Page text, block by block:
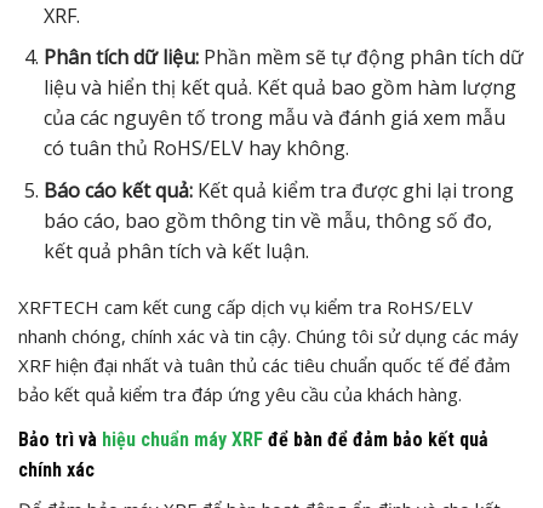
XRF.
Phân tích dữ liệu:Phần mềm sẽ tự động phân tích dữ
liệu và hiển thị kết quả. Kết quả bao gồm hàm lượng
của các nguyên tố trong mẫu và đánh giá xem mẫu
có tuân thủ RoHS/ELV hay không.
Báo cáo kết quả:Kết quả kiểm tra được ghi lại trong
báo cáo, bao gồm thông tin về mẫu, thông số đo,
kết quả phân tích và kết luận.
XRFTECH cam kết cung cấp dịch vụ kiểm tra RoHS/ELV
nhanh chóng, chính xác và tin cậy. Chúng tôi sử dụng các máy
XRF hiện đại nhất và tuân thủ các tiêu chuẩn quốc tế để đảm
bảo kết quả kiểm tra đáp ứng yêu cầu của khách hàng.
Bảo trì và hiệu chuẩn máy XRF để bàn để đảm bảo kết quả
chính xác